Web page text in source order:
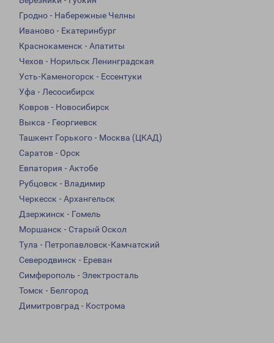
Гродно - Набережные Челны
Иваново - Екатеринбург
Краснокаменск - Апатиты
Чехов - Норильск Ленинградская
Усть-Каменогорск - Ессентуки
Уфа - Лесосибирск
Ковров - Новосибирск
Выкса - Георгиевск
Ташкент Горького - Москва (ЦКАД)
Саратов - Орск
Евпатория - Актобе
Рубцовск - Владимир
Черкесск - Архангельск
Дзержинск - Гомель
Моршанск - Старый Оскол
Тула - Петропавловск-Камчатский
Северодвинск - Ереван
Симферополь - Электросталь
Томск - Белгород
Димитровград - Кострома